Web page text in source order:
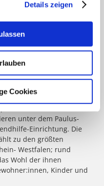
Details zeigen
Cookies
Paulus Gesellschaft
2.900 Betten
St. Rochus Hospital
Hörde, Katholisches
Elisabeth Krankenhaus
Dortmund-Hombruch
unter dem Paulus-
Einrichtung. Die
zu den größten
Westfalen; rund
Wohl der ihnen
Kinder und